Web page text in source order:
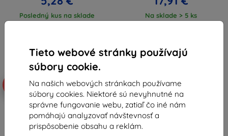
Tieto webové stránky používajú
súbory cookie.
Na našich webových stránkach používame
súbory cookies. Niektoré sú nevyhnutné na
správne fungovanie webu, zatiaľ čo iné nám
pomáhajú analyzovať návštevnosť a
prispôsobenie obsahu a reklám.
Posledný kus na sklade Na sklade > 5 ks
-10%